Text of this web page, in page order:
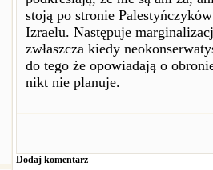
stoją po stronie
Izraelu. Następuje
zwłaszcza kiedy
do tego że opowiadają o
nikt nie planuje.
Dodaj komentarz